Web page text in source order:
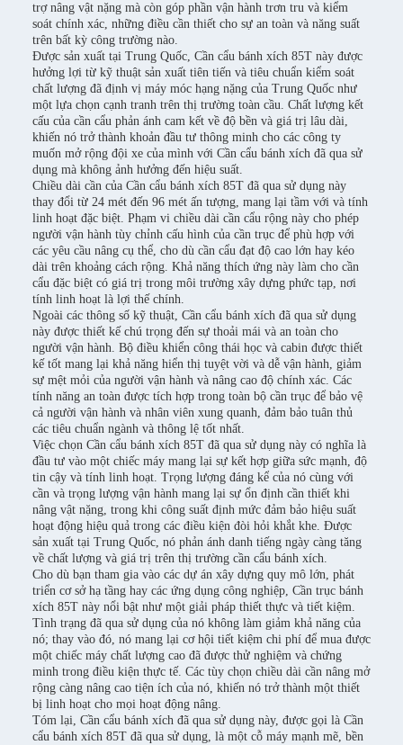
trợ nâng vật nặng mà còn góp phần vận hành trơn tru và kiểm
soát chính xác, những điều cần thiết cho sự an toàn và năng suất
trên bất kỳ công trường nào.
Được sản xuất tại Trung Quốc, Cần cẩu bánh xích 85T này được
hưởng lợi từ kỹ thuật sản xuất tiên tiến và tiêu chuẩn kiểm soát
chất lượng đã định vị máy móc hạng nặng của Trung Quốc như
một lựa chọn cạnh tranh trên thị trường toàn cầu. Chất lượng kết
cấu của cần cẩu phản ánh cam kết về độ bền và giá trị lâu dài,
khiến nó trở thành khoản đầu tư thông minh cho các công ty
muốn mở rộng đội xe của mình với Cần cẩu bánh xích đã qua sử
dụng mà không ảnh hưởng đến hiệu suất.
Chiều dài cần của Cần cẩu bánh xích 85T đã qua sử dụng này
thay đổi từ 24 mét đến 96 mét ấn tượng, mang lại tầm với và tính
linh hoạt đặc biệt. Phạm vi chiều dài cần cẩu rộng này cho phép
người vận hành tùy chỉnh cấu hình của cần trục để phù hợp với
các yêu cầu nâng cụ thể, cho dù cần cẩu đạt độ cao lớn hay kéo
dài trên khoảng cách rộng. Khả năng thích ứng này làm cho cần
cẩu đặc biệt có giá trị trong môi trường xây dựng phức tạp, nơi
tính linh hoạt là lợi thế chính.
Ngoài các thông số kỹ thuật, Cần cẩu bánh xích đã qua sử dụng
này được thiết kế chú trọng đến sự thoải mái và an toàn cho
người vận hành. Bộ điều khiển công thái học và cabin được thiết
kế tốt mang lại khả năng hiển thị tuyệt vời và dễ vận hành, giảm
sự mệt mỏi của người vận hành và nâng cao độ chính xác. Các
tính năng an toàn được tích hợp trong toàn bộ cần trục để bảo vệ
cả người vận hành và nhân viên xung quanh, đảm bảo tuân thủ
các tiêu chuẩn ngành và thông lệ tốt nhất.
Việc chọn Cần cẩu bánh xích 85T đã qua sử dụng này có nghĩa là
đầu tư vào một chiếc máy mang lại sự kết hợp giữa sức mạnh, độ
tin cậy và tính linh hoạt. Trọng lượng đáng kể của nó cùng với
cần và trọng lượng vận hành mang lại sự ổn định cần thiết khi
nâng vật nặng, trong khi công suất định mức đảm bảo hiệu suất
hoạt động hiệu quả trong các điều kiện đòi hỏi khắt khe. Được
sản xuất tại Trung Quốc, nó phản ánh danh tiếng ngày càng tăng
về chất lượng và giá trị trên thị trường cần cẩu bánh xích.
Cho dù bạn tham gia vào các dự án xây dựng quy mô lớn, phát
triển cơ sở hạ tầng hay các ứng dụng công nghiệp, Cần trục bánh
xích 85T này nổi bật như một giải pháp thiết thực và tiết kiệm.
Tình trạng đã qua sử dụng của nó không làm giảm khả năng của
nó; thay vào đó, nó mang lại cơ hội tiết kiệm chi phí để mua được
một chiếc máy chất lượng cao đã được thử nghiệm và chứng
minh trong điều kiện thực tế. Các tùy chọn chiều dài cần nâng mở
rộng càng nâng cao tiện ích của nó, khiến nó trở thành một thiết
bị linh hoạt cho mọi hoạt động nâng.
Tóm lại, Cần cẩu bánh xích đã qua sử dụng này, được gọi là Cần
cẩu bánh xích 85T đã qua sử dụng, là một cỗ máy mạnh mẽ, bền